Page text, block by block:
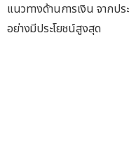
แนวทางด้านการเงิน จากป
อย่างมีประโยชน์สูงสุด